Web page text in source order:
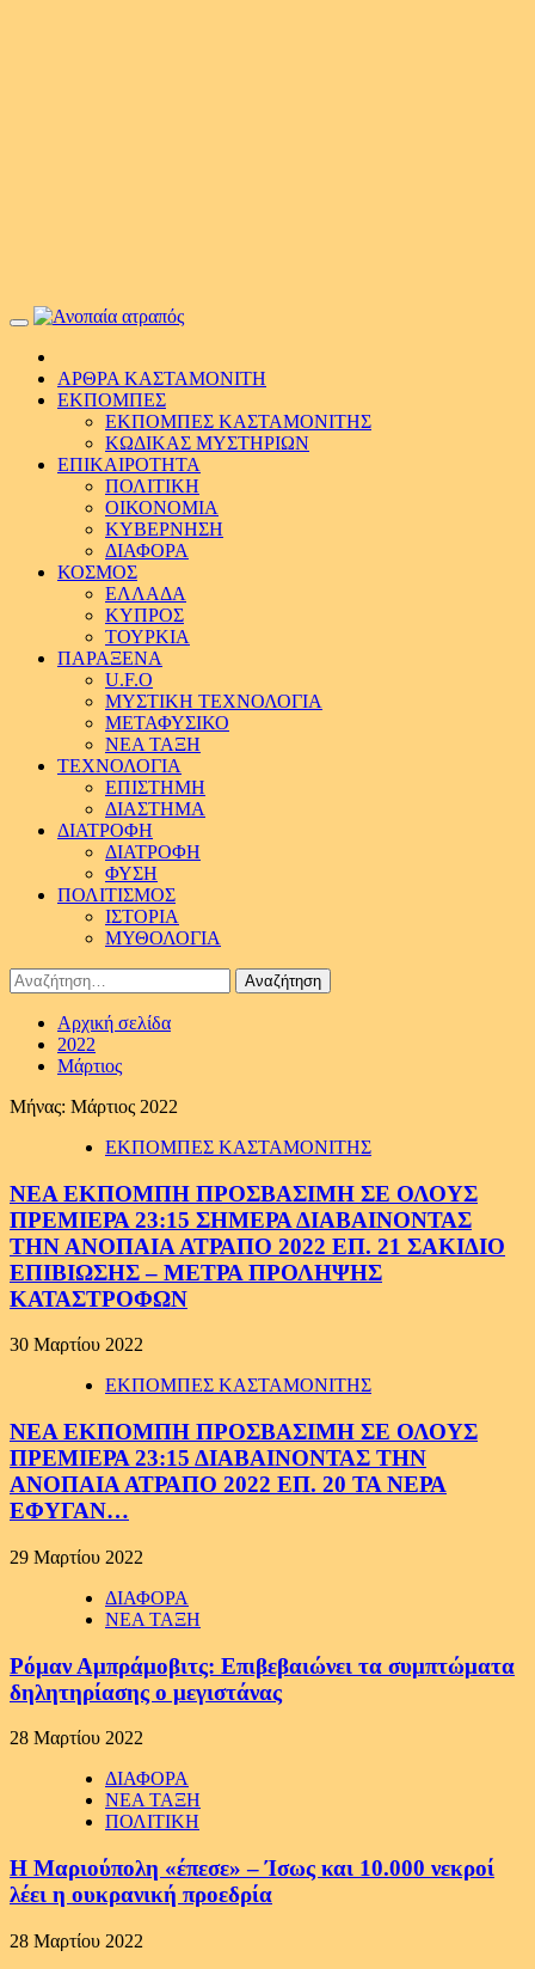
Primary
ΑΡΘΡΑ ΚΑΣΤΑΜΟΝΙΤΗ
ΕΚΠΟΜΠΕΣ
ΕΚΠΟΜΠΕΣ ΚΑΣΤΑΜΟΝΙΤΗΣ
ΚΩΔΙΚΑΣ ΜΥΣΤΗΡΙΩΝ
ΕΠΙΚΑΙΡΟΤΗΤΑ
ΠΟΛΙΤΙΚΗ
ΟΙΚΟΝΟΜΙΑ
ΚΥΒΕΡΝΗΣΗ
ΔΙΑΦΟΡΑ
ΚΟΣΜΟΣ
ΕΛΛΑΔΑ
ΚΥΠΡΟΣ
ΤΟΥΡΚΙΑ
ΠΑΡΑΞΕΝΑ
U.F.O
ΜΥΣΤΙΚΗ ΤΕΧΝΟΛΟΓΙΑ
ΜΕΤΑΦΥΣΙΚΟ
ΝΕΑ ΤΑΞΗ
ΤΕΧΝΟΛΟΓΙΑ
ΕΠΙΣΤΗΜΗ
ΔΙΑΣΤΗΜΑ
ΔΙΑΤΡΟΦΗ
ΔΙΑΤΡΟΦΗ
ΦΥΣΗ
ΠΟΛΙΤΙΣΜΟΣ
ΙΣΤΟΡΙΑ
ΜΥΘΟΛΟΓΙΑ
Αναζήτηση
για:
Αρχική σελίδα
2022
Μάρτιος
Μήνας: Μάρτιος 2022
ΕΚΠΟΜΠΕΣ ΚΑΣΤΑΜΟΝΙΤΗΣ
ΝΕΑ ΕΚΠΟΜΠΗ ΠΡΟΣΒΑΣΙΜΗ ΣΕ ΟΛΟΥΣ
ΠΡΕΜΙΕΡΑ 23:15 ΣΗΜΕΡΑ ΔΙΑΒΑΙΝΟΝΤΑΣ
ΤΗΝ ΑΝΟΠΑΙΑ ΑΤΡΑΠΟ 2022 ΕΠ. 21 ΣΑΚΙΔΙΟ
ΕΠΙΒΙΩΣΗΣ – ΜΕΤΡΑ ΠΡΟΛΗΨΗΣ
ΚΑΤΑΣΤΡΟΦΩΝ
30 Μαρτίου 2022
ΕΚΠΟΜΠΕΣ ΚΑΣΤΑΜΟΝΙΤΗΣ
ΝΕΑ ΕΚΠΟΜΠΗ ΠΡΟΣΒΑΣΙΜΗ ΣΕ ΟΛΟΥΣ
ΠΡΕΜΙΕΡΑ 23:15 ΔΙΑΒΑΙΝΟΝΤΑΣ ΤΗΝ
ΑΝΟΠΑΙΑ ΑΤΡΑΠΟ 2022 ΕΠ. 20 ΤΑ ΝΕΡΑ
ΕΦΥΓΑΝ…
29 Μαρτίου 2022
ΔΙΑΦΟΡΑ
ΝΕΑ ΤΑΞΗ
Ρόμαν Αμπράμοβιτς: Επιβεβαιώνει τα συμπτώματα
δηλητηρίασης ο μεγιστάνας
28 Μαρτίου 2022
ΔΙΑΦΟΡΑ
ΝΕΑ ΤΑΞΗ
ΠΟΛΙΤΙΚΗ
Η Μαριούπολη «έπεσε» – Ίσως και 10.000 νεκροί
λέει η ουκρανική προεδρία
28 Μαρτίου 2022